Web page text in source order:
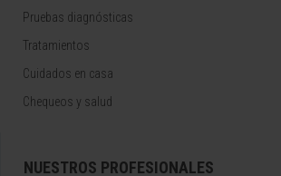
Pruebas diagnósticas
Tratamientos
Cuidados en casa
Chequeos y salud
NUESTROS PROFESIONALES